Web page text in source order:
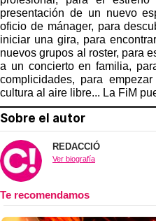
presentación de un nuevo
oficio de mánager, para
iniciar una gira, para
nuevos grupos al roster, para
a un concierto en familia,
complicidades, para
cultura al aire libre... La FiM
Sobre el autor
REDACCIÓ
Ver biografía